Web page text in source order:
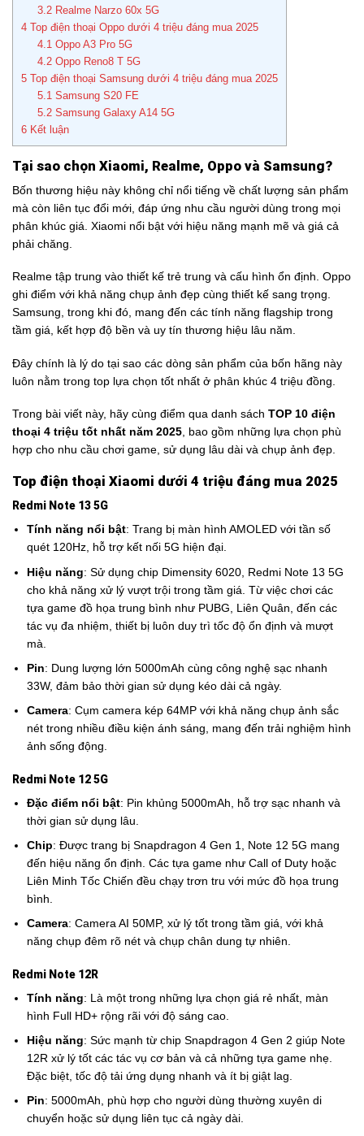
3.2Realme Narzo 60x 5G
4 Top điện thoại Oppo dưới 4 triệu đáng mua 2025
4.1 Oppo A3 Pro 5G
4.2Oppo Reno8 T 5G
5 Top điện thoại Samsung dưới 4 triệu đáng mua 2025
5.1 Samsung S20 FE
5.2Samsung Galaxy A14 5G
6 Kết luận
Tại sao chọn Xiaomi, Realme, Oppo và Samsung?
Bốn thương hiệu này không chỉ nổi tiếng về chất lượng sản phẩm
mà còn liên tục đổi mới, đáp ứng nhu cầu người dùng trong mọi
phân khúc giá. Xiaomi nổi bật với hiệu năng mạnh mẽ và giá cả
phải chăng.
Realme tập trung vào thiết kế trẻ trung và cấu hình ổn định. Oppo
ghi điểm với khả năng chụp ảnh đẹp cùng thiết kế sang trọng.
Samsung, trong khi đó, mang đến các tính năng flagship trong
tầm giá, kết hợp độ bền và uy tín thương hiệu lâu năm.
Đây chính là lý do tại sao các dòng sản phẩm của bốn hãng này
luôn nằm trong top lựa chọn tốt nhất ở phân khúc 4 triệu đồng.
Trong bài viết này, hãy cùng điểm qua danh sách TOP 10 điện
thoại 4 triệu tốt nhất năm 2025 , bao gồm những lựa chọn phù
hợp cho nhu cầu chơi game, sử dụng lâu dài và chụp ảnh đẹp.
Top điện thoại Xiaomi dưới 4 triệu đáng mua 2025
Redmi Note 13 5G
Tính năng nổi bật: Trang bị màn hình AMOLED với tần số
quét 120Hz, hỗ trợ kết nối 5G hiện đại.
Hiệu năng: Sử dụng chip Dimensity 6020, Redmi Note 13 5G
cho khả năng xử lý vượt trội trong tầm giá. Từ việc chơi các
tựa game đồ họa trung bình như PUBG, Liên Quân, đến các
tác vụ đa nhiệm, thiết bị luôn duy trì tốc độ ổn định và mượt
mà.
Pin: Dung lượng lớn 5000mAh cùng công nghệ sạc nhanh
33W, đảm bảo thời gian sử dụng kéo dài cả ngày.
Camera: Cụm camera kép 64MP với khả năng chụp ảnh sắc
nét trong nhiều điều kiện ánh sáng, mang đến trải nghiệm hình
ảnh sống động.
Redmi Note 12 5G
Đặc điểm nổi bật: Pin khủng 5000mAh, hỗ trợ sạc nhanh và
thời gian sử dụng lâu.
Chip: Được trang bị Snapdragon 4 Gen 1, Note 12 5G mang
đến hiệu năng ổn định. Các tựa game như Call of Duty hoặc
Liên Minh Tốc Chiến đều chạy trơn tru với mức đồ họa trung
bình.
Camera: Camera AI 50MP, xử lý tốt trong tầm giá, với khả
năng chụp đêm rõ nét và chụp chân dung tự nhiên.
Redmi Note 12R
Tính năng: Là một trong những lựa chọn giá rẻ nhất, màn
hình Full HD+ rộng rãi với độ sáng cao.
Hiệu năng: Sức mạnh từ chip Snapdragon 4 Gen 2 giúp Note
12R xử lý tốt các tác vụ cơ bản và cả những tựa game nhẹ.
Đặc biệt, tốc độ tải ứng dụng nhanh và ít bị giật lag.
Pin: 5000mAh, phù hợp cho người dùng thường xuyên di
chuyển hoặc sử dụng liên tục cả ngày dài.